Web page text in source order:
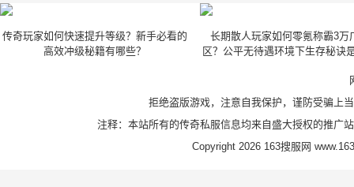
传奇玩家如何快速提升等级？新手必看的
高效冲级秘籍有哪些？
长期散人玩家如何零氪称霸3万
区？公平无待遇环境下生存秘诀
拒绝盗版游戏，注意自我保护，谨防受骗上
注释：本站所有的传奇私服信息均来自盛大授权的推广
Copyright 2026 163搜服网